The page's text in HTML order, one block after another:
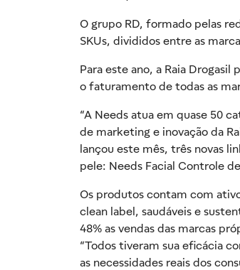
O grupo RD, formado pelas
SKUs, divididos entre as
Para este ano, a Raia
o faturamento de todas as
“A Needs atua em quase 50
de marketing e inovação da
lançou este mês, três novas
pele: Needs Facial Controle
Os produtos contam com
clean label, saudáveis e
48% as vendas das marcas
“Todos tiveram sua eficácia
as necessidades reais dos